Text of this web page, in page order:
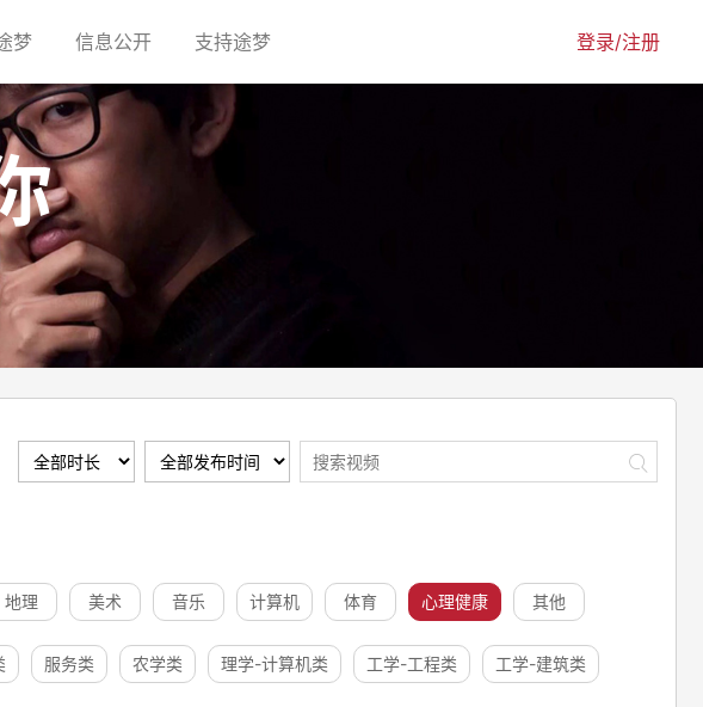
梦(current)信息公开(current)支持途梦(current) 登录/注册
地理 美术 音乐 计算机 体育 心理健康 其他
服务类 农学类 理学-计算机类 工学-工程类 工学-建筑类